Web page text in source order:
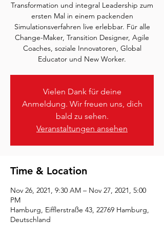
Transformation und integral Leadership zum
ersten Mal in einem packenden
Simulationsverfahren live erlebbar. Für alle
Change-Maker, Transition Designer, Agile
Coaches, soziale Innovatoren, Global
Educator und New Worker.
Vielen Dank für deine
Anmeldung. Wir freuen uns, dich
bald zu sehen.
Veranstaltungen ansehen
Time & Location
Nov 26, 2021, 9:30 AM – Nov 27, 2021, 5:00
PM
Hamburg, Eifflerstraße 43, 22769 Hamburg,
Deutschland